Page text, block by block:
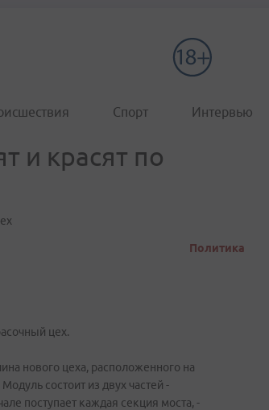
Спорт Интервью
и красят по
Политика
цех.
нового цеха, расположенного на
состоит из двух частей -
поступает каждая секция моста, -